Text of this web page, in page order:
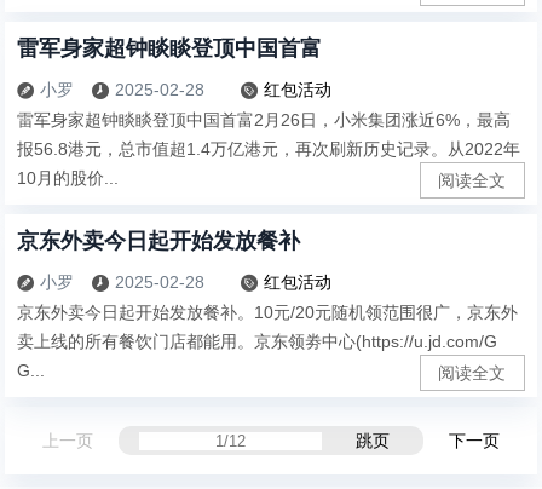
雷军身家超钟睒睒登顶中国首富
 小罗  2025-02-28  红包活动
雷军身家超钟睒睒登顶中国首富2月26日，小米集团涨近6%，最高
报56.8港元，总市值超1.4万亿港元，再次刷新历史记录。从2022年
10月的股价...
阅读全文
京东外卖今日起开始发放餐补
 小罗  2025-02-28  红包活动
京东外卖今日起开始发放餐补。10元/20元随机领范围很广，京东外
卖上线的所有餐饮门店都能用。京东领劵中心(https://u.jd.com/G
G...
阅读全文
上一页 跳页 下一页